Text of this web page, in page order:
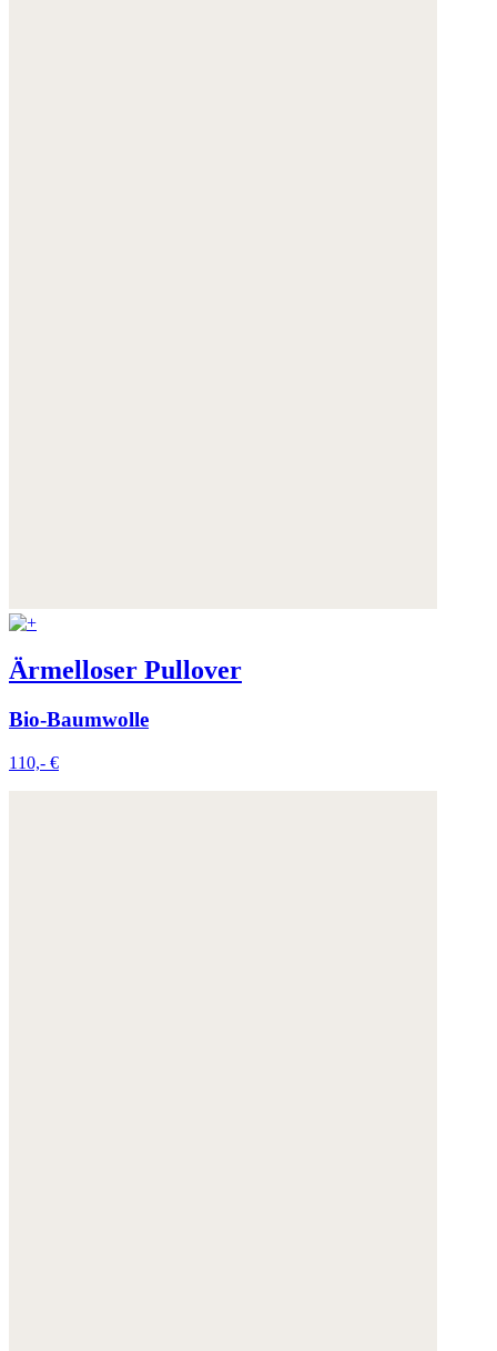
Ärmelloser Pullover
Bio-Baumwolle
110,- €